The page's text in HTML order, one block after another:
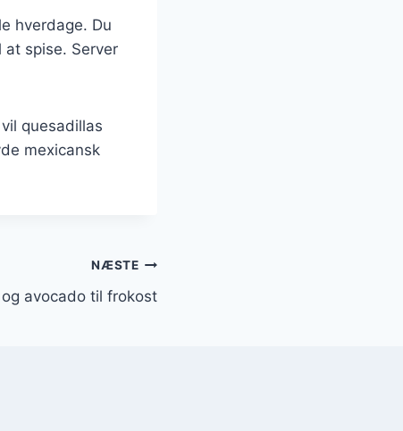
hverdage. Du
spise. Server
quesadillas
mexicansk
NÆSTE
avocado til frokost